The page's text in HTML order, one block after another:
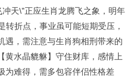
天\”正应生肖龙腾飞之象，明年
转折点，事业虽可能短期受压，
遇，需注意与生肖狗相刑带来的
黄水晶貔貅】守住财库，感情上
为难得，需多包容伴侣性格差